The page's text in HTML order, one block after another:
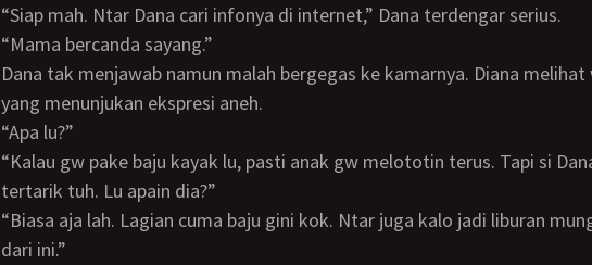
“Siap mah. Ntar Dana cari infonya di internet,” Dana terdengar serius.
“Mama bercanda sayang.”
Dana tak menjawab namun malah bergegas ke kamarnya. Diana melihat wajah Dewi
yang menunjukan ekspresi aneh.
“Apa lu?”
“Kalau gw pake baju kayak lu, pasti anak gw melototin terus. Tapi si Dana malah gak
tertarik tuh. Lu apain dia?”
“Biasa aja lah. Lagian cuma baju gini kok. Ntar juga kalo jadi liburan mungkin liat lebih
dari ini.”